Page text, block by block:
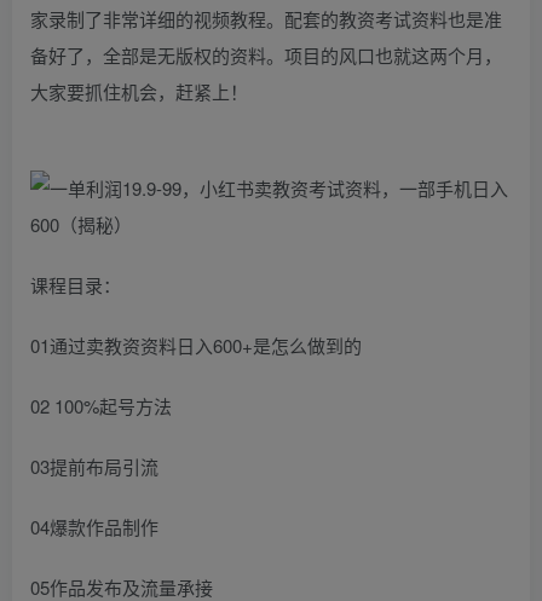
家录制了非常详细的视频教程。配套的教资考试资料也是准
备好了，全部是无版权的资料。项目的风口也就这两个月，
大家要抓住机会，赶紧上！
课程目录：
01通过卖教资资料日入600+是怎么做到的
02 100%起号方法
03提前布局引流
04爆款作品制作
05作品发布及流量承接